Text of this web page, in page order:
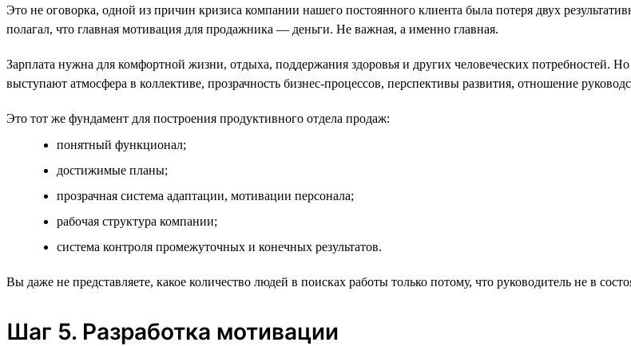
Это не оговорка, одной из причин кризиса компании нашего постоянного клиента была потеря двух
полагал, что главная мотивация для продажника — деньги. Не важная, а именно главная.
Зарплата нужна для комфортной жизни, отдыха, поддержания здоровья и других человеческих потребностей.
выступают атмосфера в коллективе, прозрачность бизнес-процессов, перспективы развития, отношение
Это тот же фундамент для построения продуктивного отдела продаж:
понятный функционал;
достижимые планы;
прозрачная система адаптации, мотивации персонала;
рабочая структура компании;
система контроля промежуточных и конечных результатов.
Вы даже не представляете, какое количество людей в поисках работы только потому, что руководитель не в
Шаг 5. Разработка мотивации